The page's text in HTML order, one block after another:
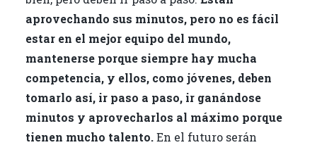
aprovechando sus minutos, pero no es fácil
estar en el mejor equipo del mundo,
mantenerse porque siempre hay mucha
competencia, y ellos, como jóvenes, deben
tomarlo así, ir paso a paso, ir ganándose
minutos y aprovecharlos al máximo porque
tienen mucho talento.En el futuro serán